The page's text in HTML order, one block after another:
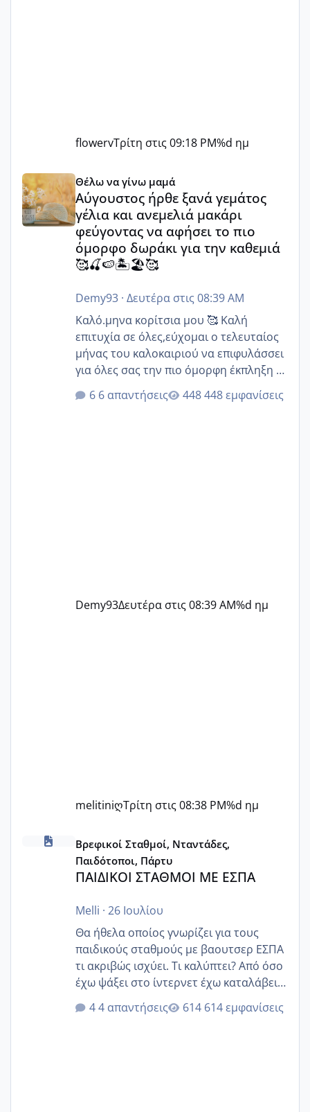
flowervΤρίτη στις 09:18 PM%d ημ
Αύγουστος ήρθε ξανά γεμάτος γέλια και ανεμελιά
Θέλω να γίνω μαμά
Αύγουστος ήρθε ξανά γεμάτος
γέλια και ανεμελιά μακάρι
φεύγοντας να αφήσει το πιο
όμορφο δωράκι για την καθεμιά
🥰🍒🍉🏝️🏖️🥰
Demy93· Δευτέρα στις 08:39 AM
Καλό.μηνα κορίτσια μου 🥰 Καλή
επιτυχία σε όλες,εύχομαι ο τελευταίος
μήνας του καλοκαιριού να επιφυλάσσει
για όλες σας την πιο όμορφη έκπληξη 🧿
@Elk @Melikara86 @Παρασκευαιδου
@Zenia z @melitiniღ @Christi.D.
6 απαντήσεις 448 εμφανίσεις
Demy93Δευτέρα στις 08:39 AM%d ημ
melitiniღΤρίτη στις 08:38 PM%d ημ
ΠΑΙΔΙΚΟΙ ΣΤΑΘΜΟΙ ΜΕ ΕΣΠΑ
Βρεφικοί Σταθμοί, Νταντάδες,
Παιδότοποι, Πάρτυ
ΠΑΙΔΙΚΟΙ ΣΤΑΘΜΟΙ ΜΕ ΕΣΠΑ
Melli · 26 Ιουλίου
Θα ήθελα οποίος γνωρίζει για τους
παιδικούς σταθμούς με βαουτσερ ΕΣΠΑ
τι ακριβώς ισχύει. Τι καλύπτει? Από όσο
έχω ψάξει στο ίντερνετ έχω καταλάβει
ότι το βαουτσερ καλύπτει όλα τα
δίδακτρα και τα τροφεια του ιδιωτικού
4 απαντήσεις 614 εμφανίσεις